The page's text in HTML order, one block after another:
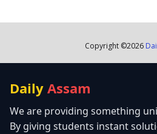
Copyright ©2026
Daily Assam
We are providing something
By giving students instant